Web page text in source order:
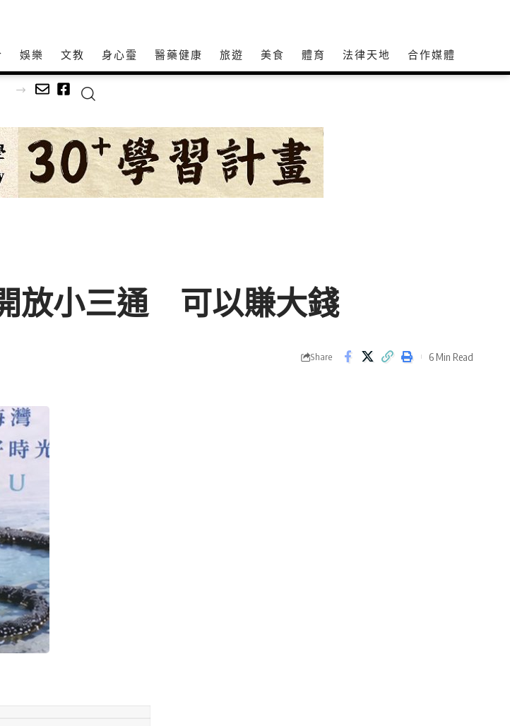
娛樂 文教 身心𩆜 醫藥健康 旅遊 美食 體育 法律天地 合作媒體
放小三通 可以賺大錢
Share 6 Min Read